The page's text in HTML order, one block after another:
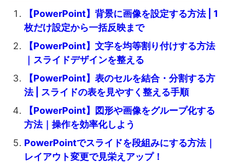
【PowerPoint】背景に画像を設定する方法 | 1
枚だけ設定から一括反映まで
【PowerPoint】文字を均等割り付けする方法
｜スライドデザインを整える
【PowerPoint】表のセルを結合・分割する方
法 | スライドの表を見やすく整える手順
【PowerPoint】図形や画像をグループ化する
方法｜操作を効率化しよう
PowerPointでスライドを段組みにする方法｜
レイアウト変更で見栄えアップ！